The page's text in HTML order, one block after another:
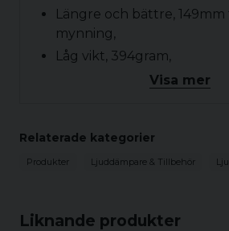
Liknande produkter
Längre och bättre,
mynning,
Låg vikt, 394gram,
Teleskopisk design,
Extrem hållbarhet
Visa mer
Relaterade kategorier
Produkter Ljuddämpare & Tillbehör